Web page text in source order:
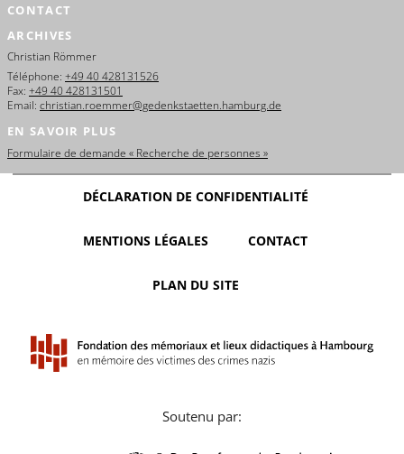
CONTACT
ARCHIVES
Christian Römmer
Téléphone: +49 40 428131526
Fax: +49 40 428131501
Email: christian.roemmer@gedenkstaetten.hamburg.de
EN SAVOIR PLUS
Formulaire de demande « Recherche de personnes »
DÉCLARATION DE CONFIDENTIALITÉ
MENTIONS LÉGALES CONTACT
PLAN DU SITE
Soutenu par: